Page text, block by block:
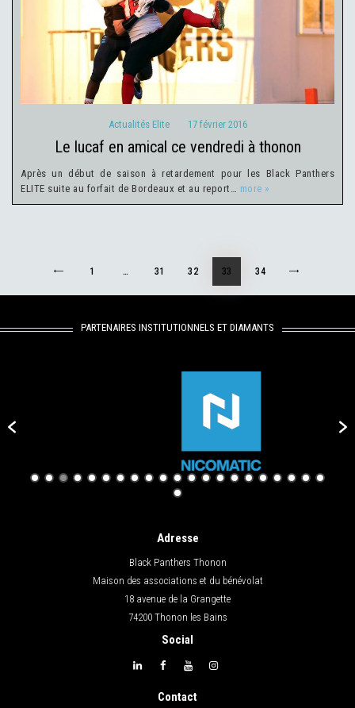
Actualités Elite 17 février 2016
Actualités Elite 17 février 2016
le lucaf en amical ce vendredi à thonon
Après un début de saison à retardement pour les Black Panthers
ELITE suite au forfait de Bordeaux et au report… more »
Navigation
des
<
PAGE
1 … PAGE
31 PAGE
32 PAGE
33 PAGE
34
PARTENAIRES INSTITUTIONNELS ET DIAMANTS
Adresse
Black Panthers Thonon
Maison des associations et du bénévolat
18 avenue de la Grangette
74200 Thonon les Bains
Social
Contact